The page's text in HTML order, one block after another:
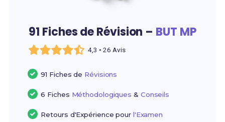
91 Fiches de Révision – BUT MP
4,3 • 26 Avis
91 Fiches de Révisions
6 Fiches Méthodologiques & Conseils
Retours d'Expérience pour l'Examen